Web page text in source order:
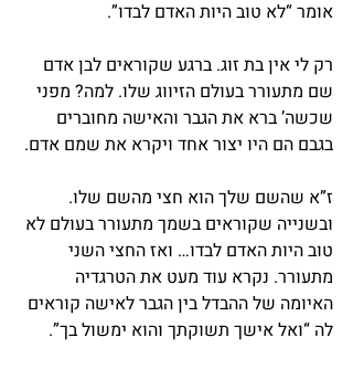
אומר “לא טוב היות האדם לבדו”.
רק לי אין בת זוג. ברגע שקוראים לבן אדם
שם מתעורר בעולם הזיווג שלו. למה? מפני
שכשה’ ברא את הגבר והאישה מחוברים
בגבם הם היו יצור אחד ויקרא את שמם אדם.
ז”א שהשם שלך הוא חצי מהשם שלו.
ובשנייה שקוראים בשמך מתעורר בעולם לא
טוב היות האדם לבדו… ואז החצי השני
מתעורר. נקרא עוד מעט את הטרגדיה
האיומה של ההבדל בין הגבר לאישה קוראים
לה “ואל אישך תשוקתך והוא ימשול בך”.